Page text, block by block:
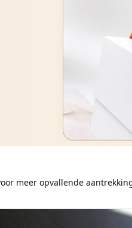
meer opvallende